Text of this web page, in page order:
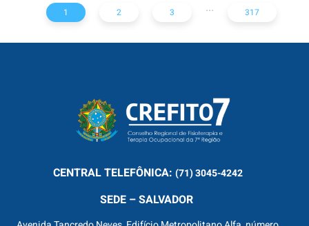
1 2 3 ... 317
CENTRALTELEFÔNICA: (71) 3045-4242
SEDE – SALVADOR